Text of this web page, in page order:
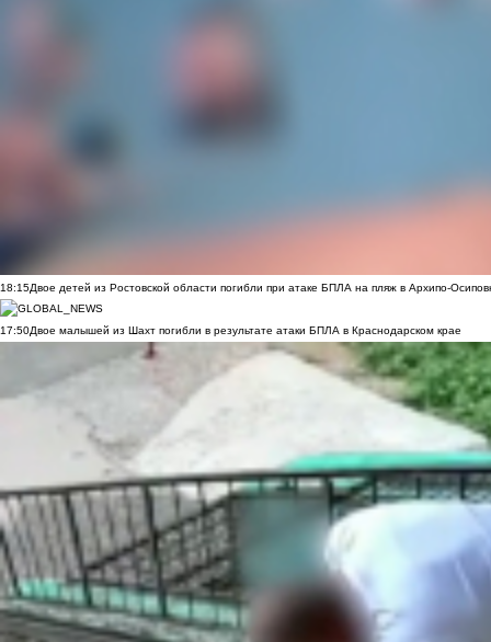
18:15Двое детей из Ростовской области погибли при атаке БПЛА на пляж в Архипо-
17:50Двое малышей из Шахт погибли в результате атаки БПЛА в Краснодарском крае